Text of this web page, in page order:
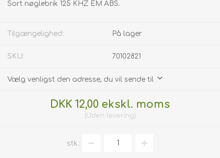
Sort nøglebrik 125 KHZ EM ABS.
Tilgængelighed: På lager
SKU: 70102821
Vælg venligst den adresse, du vil sende til
DKK 12,00 ekskl. moms
Uden levering
stk.: